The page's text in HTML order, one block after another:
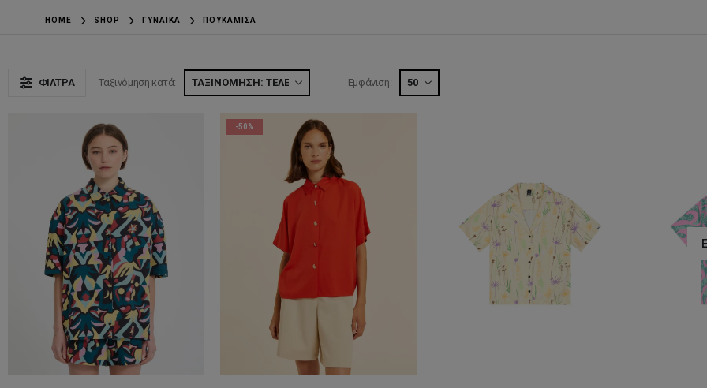
HOME SHOP ΓΥΝΑΊΚΑ ΠΟΥΚΆΜΙΣΑ
ΦΊΛΤΡΑ Ταξινόμηση κατά: Εμφάνιση:
-50%